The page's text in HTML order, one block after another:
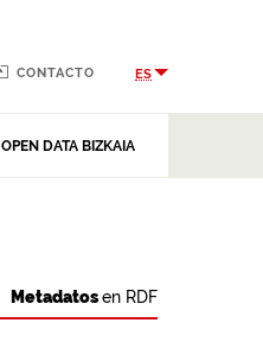
OPEN DATA BIZKAIA
CONTACTO ES
Metadatosen RDF